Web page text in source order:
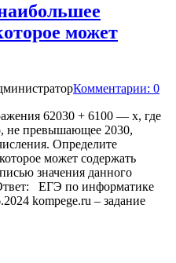
может
Комментарии: 0
62030 + 6100 — x, где
не превышающее 2030,
Определите
может содержать
значения данного
ЕГЭ по информатике
kompege.ru – задание